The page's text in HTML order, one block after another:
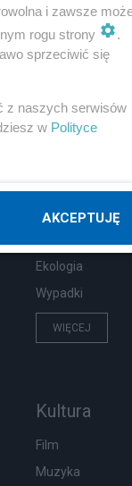
Podróże
Ekologia
Wypadki
WIĘCEJ
Kultura
Film
Muzyka
i zawsze
rogu strony
.
sprzeciwić się
z naszych serwisów
w Polityce
AKCEPTUJĘ